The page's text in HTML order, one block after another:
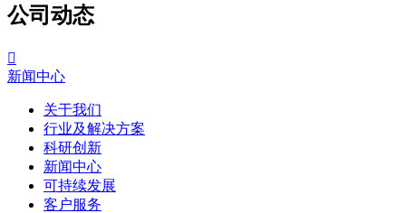
公司动态

新闻中心
关于我们
行业及解决方案
科研创新
新闻中心
可持续发展
客户服务